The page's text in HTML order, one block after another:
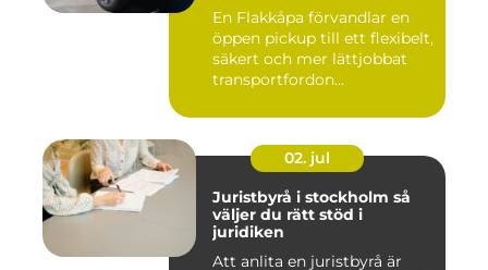
En Flakkåpa förvandlar en
öppen pickup till ett flexibelt,
säkert och mer lättjobbat
transportfordon...
02. jul
Juristbyrå i stockholm så
väljer du rätt stöd i
juridiken
Att anlita en juristbyrå är